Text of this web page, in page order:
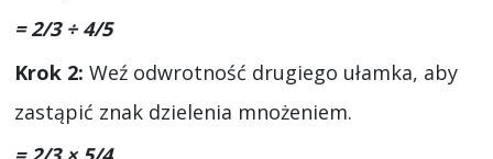
= 2/3 ÷ 4/5
Krok 2: Weź odwrotność drugiego ułamka, aby
zastąpić znak dzielenia mnożeniem.